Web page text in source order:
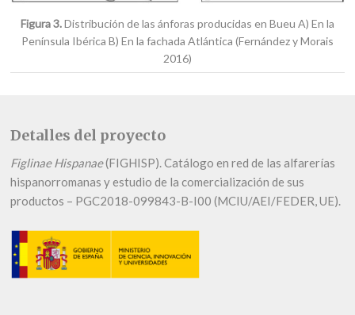
Figura 3.Distribución de las ánforas producidas en Bueu A) En la
Península Ibérica B) En la fachada Atlántica (Fernández y Morais
2016)
Detalles del proyecto
Figlinae Hispanae(FIGHISP). Catálogo en red de las alfarerías
hispanorromanas y estudio de la comercialización de sus
productos – PGC2018-099843-B-I00 (MCIU/AEI/FEDER, UE).